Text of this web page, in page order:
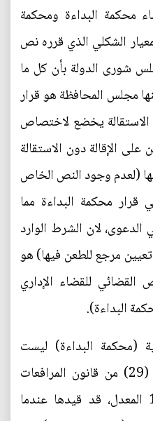
محكمة البداءة ومحكمة
الشكلي الذي قرره نص
مجلس شورى الدولة بأن كل ما
مجلس المحافظة هو قرار
الاستقالة يخضع لاختصاص
الإقالة دون الاستقالة
(لعدم وجود النص الخاص
قرار محكمة البداءة مما
الدعوى، لان الشرط الوارد
مرجع للطعن فيها) هو
القضائي للقضاء الإداري
البداءة).
(محكمة البداءة) ليست
مطلقة، حيث ان عجز المادة (29) من قانون المرافعات
المدنية رقم 83 لسنة 1969 المعدل، قد قيدها عندما